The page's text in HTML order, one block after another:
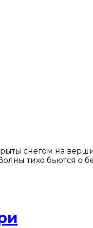
снегом на
тихо бьются о